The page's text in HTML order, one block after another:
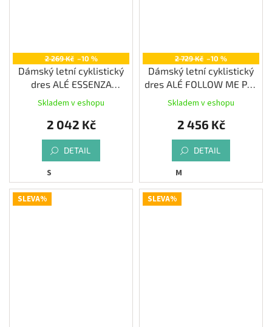
2 269 Kč –10 %
Dámský letní cyklistický
dres ALÉ ESSENZA
PRAGMA, fuchsia
Skladem v eshopu
2 042 Kč
DETAIL
S
2 729 Kč –10 %
Dámský letní cyklistický
dres ALÉ FOLLOW ME PR-
E, denim
Skladem v eshopu
2 456 Kč
DETAIL
M
SLEVA% SLEVA%